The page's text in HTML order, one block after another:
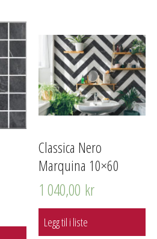
Classica Nero
Marquina 10×60
1 040,00 kr
Legg til i liste